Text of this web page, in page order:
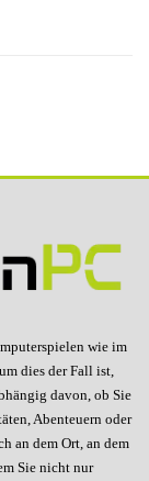
wie im
dies der Fall ist,
davon, ob Sie
Abenteuern oder
an dem Ort, an dem
Sie nicht nur